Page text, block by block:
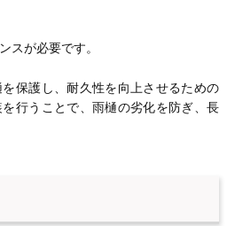
スが必要です。
保護し、耐久性を向上させるための
行うことで、雨樋の劣化を防ぎ、長